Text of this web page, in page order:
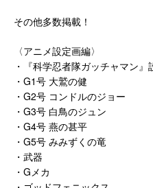
その他多数掲載！
〈アニメ設定画編〉
・『科学忍者隊ガッチャマン』
・G1号 大鷲の健
・G2号 コンドルのジョー
・G3号 白鳥のジュン
・G4号 燕の甚平
・G5号 みみずくの竜
・武器
・Gメカ